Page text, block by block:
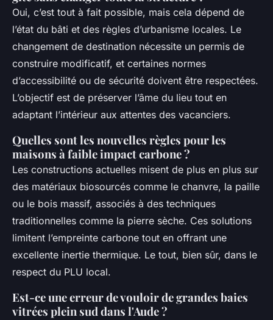
Oui, c’est tout à fait possible, mais cela dépend de
l’état du bâti et des règles d’urbanisme locales. Le
changement de destination nécessite un permis de
construire modificatif, et certaines normes
d’accessibilité ou de sécurité doivent être respectées.
L’objectif est de préserver l’âme du lieu tout en
adaptant l’intérieur aux attentes des vacanciers.
Quelles sont les nouvelles règles pour les
maisons à faible impact carbone ?
Les constructions actuelles misent de plus en plus sur
des matériaux biosourcés comme le chanvre, la paille
ou le bois massif, associés à des techniques
traditionnelles comme la pierre sèche. Ces solutions
limitent l’empreinte carbone tout en offrant une
excellente inertie thermique. Le tout, bien sûr, dans le
respect du PLU local.
Est-ce une erreur de vouloir de grandes baies
vitrées plein sud dans l'Aude ?